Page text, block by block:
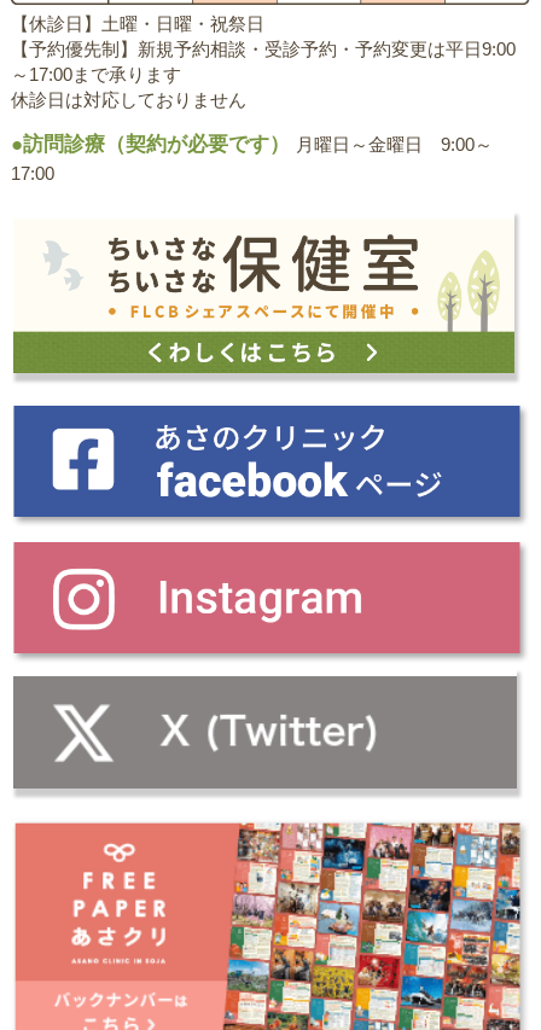
【休診日】土曜・日曜・祝祭日
【予約優先制】新規予約相談・受診予約・予約変更は平日9:00
～17:00まで承ります
休診日は対応しておりません
●訪問診療（契約が必要です）
月曜日～金曜日 9:00～
17:00